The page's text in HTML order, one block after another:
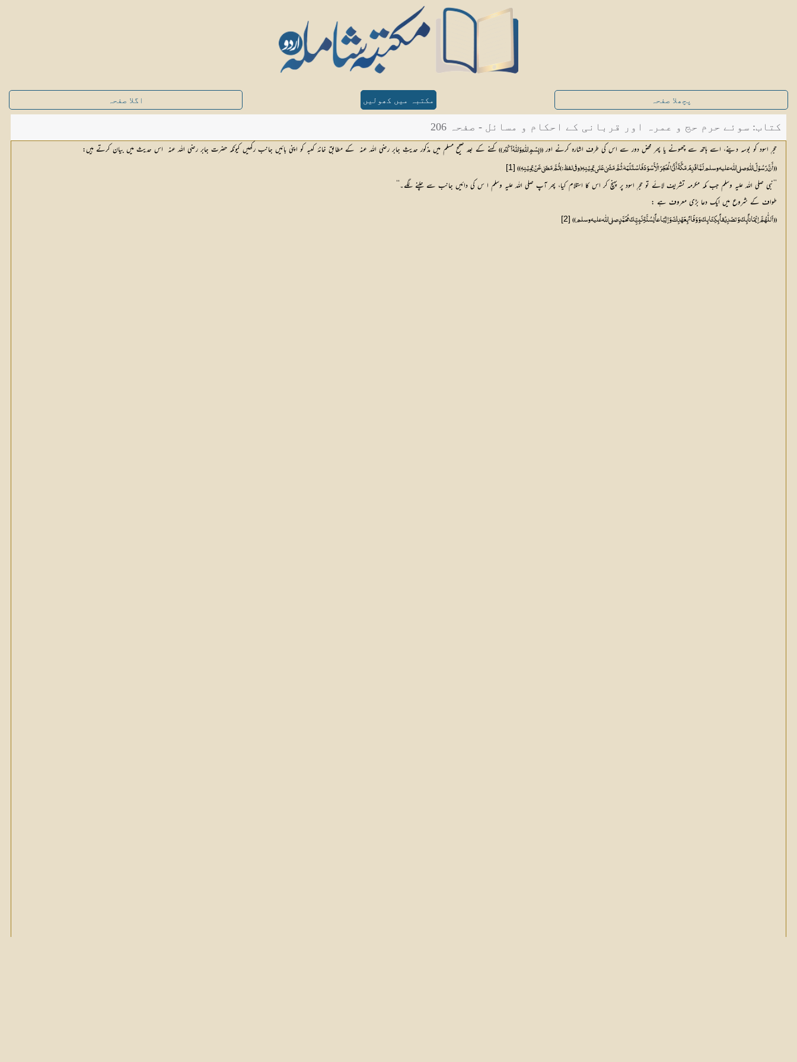
پچھلا صفحہ مکتبہ میں کھولیں اگلا صفحہ
کتاب: سوئے حرم حج و عمرہ اور قربانی کے احکام و مسائل - صفحہ 206
حجرِ اسود کو بوسہ دینے، اسے ہاتھ سے چھونے یا پھر محض دور سے اس کی طرف اشارہ کرنے اور (( بِسْمِ اللّٰہِ وَاللّٰہُ اَکْبَر )) کہنے کے بعد صحیح مسلم میں مذکور حدیثِ جابر رضی اللہ عنہ  کے مطابق خانۂ کعبہ کو اپنی بائیں جانب رکھیں کیونکہ حضرت جابر رضی اللہ عنہ  اس حدیث میں بیان کرتے ہیں:
(( أَنَّ رَسُوْلَ اللّٰہِ صلي اللّٰه عليه وسلم لَمَّا قَدِمَ مَکَّۃَ أَتَیٰ الْحَجَرَ الْأَسْوَدَ فَاسْتَلَمَہٗ، ثُمَّ مَشَیٰ عَلـٰی یَمِیْنِہٖ (وفي لفظ:) ثُمَّ مَضَیٰ عَنْ یَمِیْنِہٖ )) [1]
’’نبی صلی اللہ علیہ وسلم جب مکہ مکرمہ تشریف لائے تو حجرِ اسود پر پہنچ کر اس کا استلام کیا، پھر آپ صلی اللہ علیہ وسلم ا س کی دائیں جانب سے چلنے لگے۔‘‘
طواف کے شروع میں ایک دعا بڑی معروف ہے :
(( اَللّٰھُمَّ اِیْمَاناً بِکَ وَتصْدِیْقاً بِکِتَابِکَ وَوَفَائً بِعَھْدِکَ وَاِتِّبَاعاً لِسُنَّۃِ نَبِیِّکَ مُحَمَّدٍ صلي اللّٰه عليه وسلم )) [2]